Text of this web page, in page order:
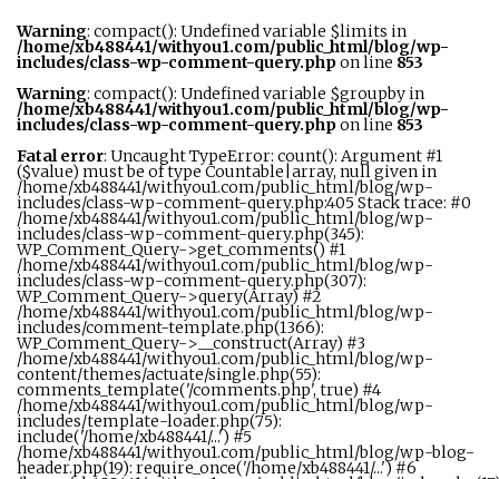
Warning: compact(): Undefined variable $limits in
/home/xb488441/withyou1.com/public_html/blog/wp-
includes/class-wp-comment-query.phpon line 853
Warning: compact(): Undefined variable $groupby in
/home/xb488441/withyou1.com/public_html/blog/wp-
includes/class-wp-comment-query.phpon line 853
Fatal error: Uncaught TypeError: count(): Argument #1
($value) must be of type Countable|array, null given in
/home/xb488441/withyou1.com/public_html/blog/wp-
includes/class-wp-comment-query.php:405 Stack trace: #0
/home/xb488441/withyou1.com/public_html/blog/wp-
includes/class-wp-comment-query.php(345):
WP_Comment_Query->get_comments() #1
/home/xb488441/withyou1.com/public_html/blog/wp-
includes/class-wp-comment-query.php(307):
WP_Comment_Query->query(Array) #2
/home/xb488441/withyou1.com/public_html/blog/wp-
includes/comment-template.php(1366):
WP_Comment_Query->__construct(Array) #3
/home/xb488441/withyou1.com/public_html/blog/wp-
content/themes/actuate/single.php(55):
comments_template('/comments.php', true) #4
/home/xb488441/withyou1.com/public_html/blog/wp-
includes/template-loader.php(75):
include('/home/xb488441/...') #5
/home/xb488441/withyou1.com/public_html/blog/wp-blog-
header.php(19): require_once('/home/xb488441/...') #6